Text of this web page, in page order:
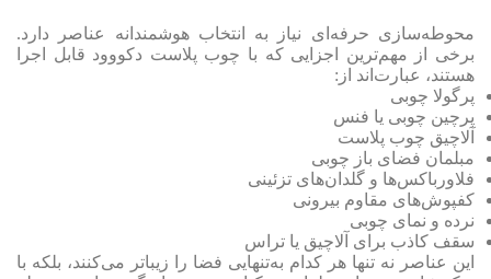
محوطه‌سازی حرفه‌ای نیاز به انتخاب هوشمندانه عناصر دارد.
برخی از مهم‌ترین اجزایی که با چوب پلاست دکووود قابل اجرا
هستند، عبارت‌اند از:
پرگولا چوبی
پرچین چوبی یا فنس
آلاچیق چوب پلاست
مبلمان فضای باز چوبی
فلاورباکس‌ها و گلدان‌های تزئینی
کفپوش‌های مقاوم بیرونی
نرده و نمای چوبی
سقف کاذب برای آلاچیق یا تراس
این عناصر نه تنها هر کدام به‌تنهایی فضا را زیباتر می‌کنند، بلکه با